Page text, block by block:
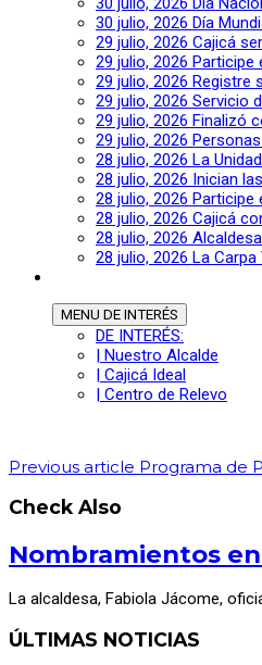
30 julio, 2026 Día
29 julio, 2026 Cajicá
29 julio, 2026 Participe
29 julio, 2026 Registre
29 julio, 2026 Servicio
29 julio, 2026 Finalizó
29 julio, 2026
28 julio, 2026 La
28 julio, 2026 Inician
28 julio, 2026 Participe
28 julio, 2026 Cajicá
28 julio, 2026
28 julio, 2026 La
MENU DE INTERÉS
DE INTERÉS:
| Nuestro Alcalde
| Cajicá Ideal
| Centro de Relevo
Previous article Programa de
Check Also
Nombramientos
La alcaldesa, Fabiola Jácome,
ÚLTIMAS NOTICIAS